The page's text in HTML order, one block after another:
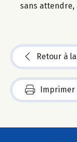
sans attendre,
Retour à